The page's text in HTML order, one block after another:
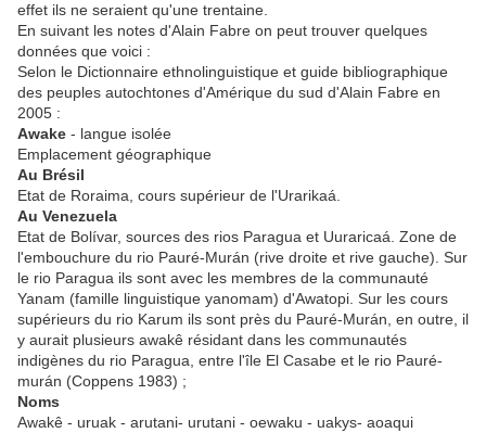
effet ils ne seraient qu'une trentaine.
En suivant les notes d'Alain Fabre on peut trouver quelques
données que voici :
Selon le Dictionnaire ethnolinguistique et guide bibliographique
des peuples autochtones d'Amérique du sud d'Alain Fabre en
2005 :
Awake - langue isolée
Emplacement géographique
Au Brésil
Etat de Roraima, cours supérieur de l'Urarikaá.
Au Venezuela
Etat de Bolívar, sources des rios Paragua et Uuraricaá. Zone de
l'embouchure du rio Pauré-Murán (rive droite et rive gauche). Sur
le rio Paragua ils sont avec les membres de la communauté
Yanam (famille linguistique yanomam) d'Awatopi. Sur les cours
supérieurs du rio Karum ils sont près du Pauré-Murán, en outre, il
y aurait plusieurs awakê résidant dans les communautés
indigènes du rio Paragua, entre l'île El Casabe et le rio Pauré-
murán (Coppens 1983) ;
Noms
Awakê - uruak - arutani- urutani - oewaku - uakys- aoaqui